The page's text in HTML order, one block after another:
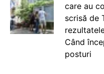
care au
scrisă de
Când
posturi